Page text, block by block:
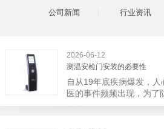
公司新闻 行业资讯
2026-06-12
测温安检门安装的必要性
自从19年底疾病爆发，
医的事件频频出现，为了
日，广西南宁市卫建委发